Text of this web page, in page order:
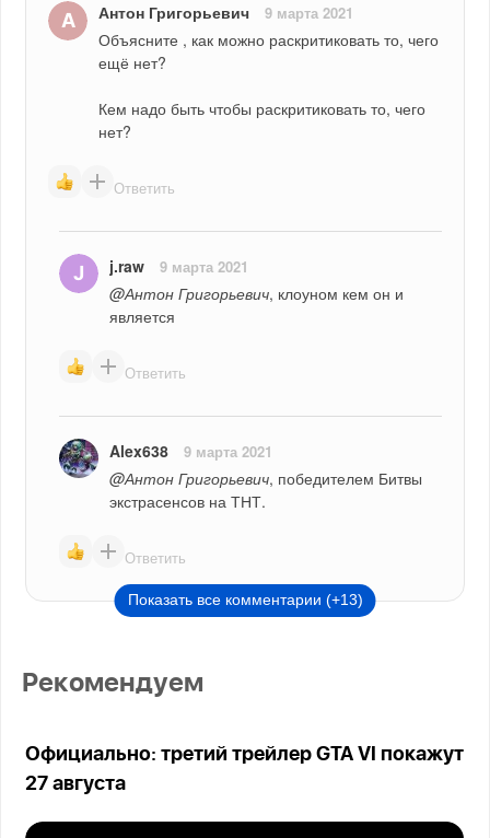
Антон Григорьевич 9 марта 2021
Объясните , как можно раскритиковать то, чего
ещё нет?
Кем надо быть чтобы раскритиковать то, чего
нет?
Ответить
j.raw 9 марта 2021
@Антон Григорьевич, клоуном кем он и
является
Ответить
Alex638 9 марта 2021
@Антон Григорьевич, победителем Битвы
экстрасенсов на ТНТ.
Ответить
Показать все комментарии (+13)
Рекомендуем
Официально: третий трейлер GTA VI покажут
27 августа